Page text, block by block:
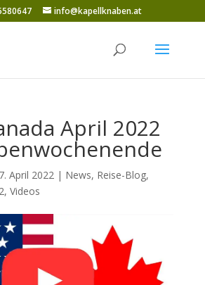
info@kapellknaben.at
April 2022
7. April 2022| News, Reise-Blog,
, Videos